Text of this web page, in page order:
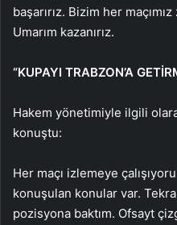
başarırız. Bizim her
Umarım kazanırız.
“KUPAYI TRABZON’A
Hakem yönetimiyle ilgili
konuştu:
Her maçı izlemeye
konuşulan konular var.
pozisyona baktım. Ofsayt